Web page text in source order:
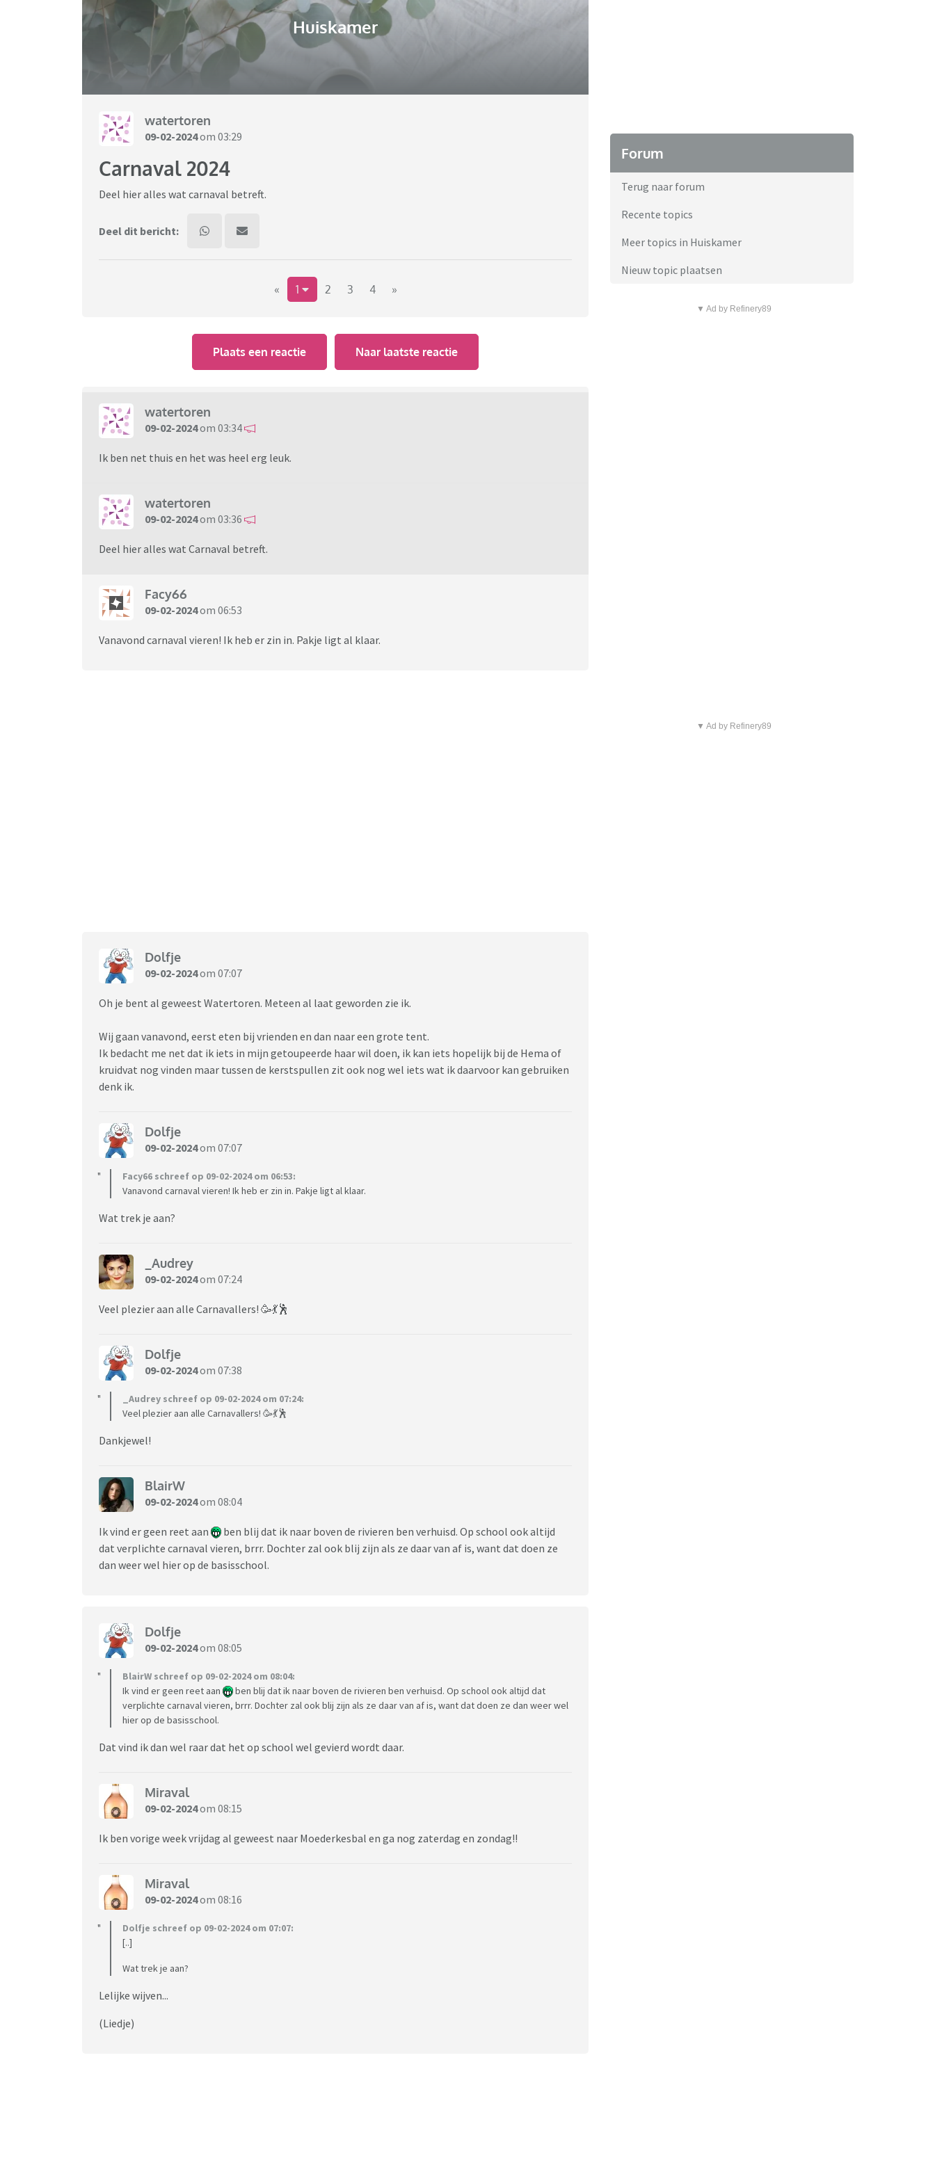
Huiskamer
watertoren
09-02-2024om 03:29
Carnaval 2024
Deel hier alles wat carnaval betreft.
Deel dit bericht:
« 1 2 3 4 »
Plaats een reactie Naar laatste reactie
watertoren
09-02-2024om 03:34
Ik ben net thuis en het was heel erg leuk.
watertoren
09-02-2024om 03:36
Deel hier alles wat Carnaval betreft.
Facy66
09-02-2024om 06:53
Vanavond carnaval vieren! Ik heb er zin in. Pakje ligt al klaar.
Dolfje
09-02-2024om 07:07
Oh je bent al geweest Watertoren. Meteen al laat geworden zie ik.
Wij gaan vanavond, eerst eten bij vrienden en dan naar een grote tent.
Ik bedacht me net dat ik iets in mijn getoupeerde haar wil doen, ik kan iets hopelijk bij de Hema of
kruidvat nog vinden maar tussen de kerstspullen zit ook nog wel iets wat ik daarvoor kan gebruiken
denk ik.
Dolfje
09-02-2024om 07:07
Facy66 schreef op 09-02-2024 om 06:53:
Vanavond carnaval vieren! Ik heb er zin in. Pakje ligt al klaar.
Wat trek je aan?
_Audrey
09-02-2024om 07:24
Veel plezier aan alle Carnavallers! 🥳💃🕺
Dolfje
09-02-2024om 07:38
_Audrey schreef op 09-02-2024 om 07:24:
Veel plezier aan alle Carnavallers! 🥳💃🕺
Dankjewel!
BlairW
09-02-2024om 08:04
Ik vind er geen reet aan
ben blij dat ik naar boven de rivieren ben verhuisd. Op school ook altijd
dat verplichte carnaval vieren, brrr. Dochter zal ook blij zijn als ze daar van af is, want dat doen ze
dan weer wel hier op de basisschool.
Dolfje
09-02-2024om 08:05
BlairW schreef op 09-02-2024 om 08:04:
Ik vind er geen reet aan
ben blij dat ik naar boven de rivieren ben verhuisd. Op school ook altijd dat
verplichte carnaval vieren, brrr. Dochter zal ook blij zijn als ze daar van af is, want dat doen ze dan weer wel
hier op de basisschool.
Dat vind ik dan wel raar dat het op school wel gevierd wordt daar.
Miraval
09-02-2024om 08:15
Ik ben vorige week vrijdag al geweest naar Moederkesbal en ga nog zaterdag en zondag!!
Miraval
09-02-2024om 08:16
Dolfje schreef op 09-02-2024 om 07:07:
[..]
Wat trek je aan?
Lelijke wijven...
(Liedje)
Forum
Terug naar forum
Recente topics
Meer topics in Huiskamer
Nieuw topic plaatsen
▼ Ad by Refinery89
▼ Ad by Refinery89